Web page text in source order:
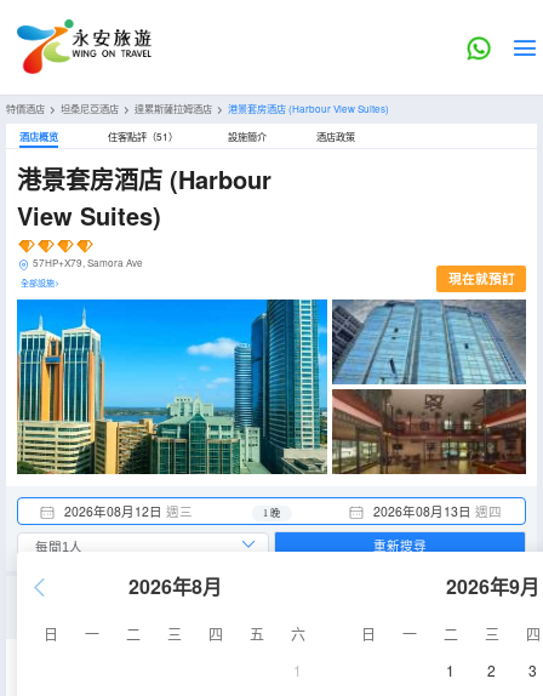
特價酒店 > 坦桑尼亞酒店 > 達累斯薩拉姆酒店 > 港景套房酒店(Harbour View Suites)
酒店概览 住客點評（51） 設施簡介 酒店政策
港景套房酒店 (Harbour
View Suites)
57HP+X79, Samora Ave
全部設施> 現在就預訂
2026年08月12日 週三 2026年08月13日 週四
1 晚
2026年8月
日 一 二 三 四 五
六
1
2026年9月
日 一 二 三
四
1
2 3
重新搜尋
30-33㎡ 淋浴